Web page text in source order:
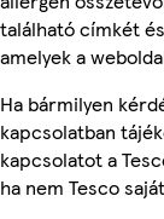
található címkét
amelyek a
Ha bármilyen
kapcsolatban
kapcsolatot a
ha nem Tesco